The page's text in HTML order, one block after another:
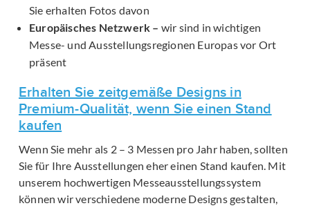
Sie erhalten Fotos davon
Europäisches Netzwerk – wir sind in wichtigen
Messe- und Ausstellungsregionen Europas vor Ort
präsent
Erhalten Sie zeitgemäße Designs in
Premium-Qualität, wenn Sie einen Stand
kaufen
Wenn Sie mehr als 2 – 3 Messen pro Jahr haben, sollten
Sie für Ihre Ausstellungen eher einen Stand kaufen. Mit
unserem hochwertigen Messeausstellungssystem
können wir verschiedene moderne Designs gestalten,